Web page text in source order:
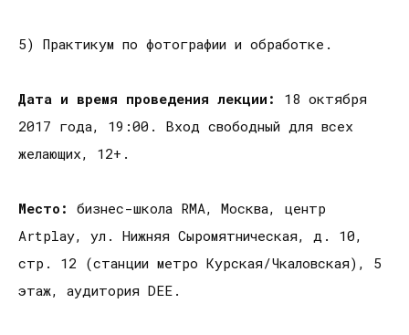
5) Практикум по фотографии и обработке.
Дата и время проведения лекции: 18 октября
2017 года, 19:00. Вход свободный для всех
желающих, 12+.
Место: бизнес-школа RMA, Москва, центр
Artplay, ул. Нижняя Сыромятническая, д. 10,
стр. 12 (станции метро Курская/Чкаловская), 5
этаж, аудитория DEE.